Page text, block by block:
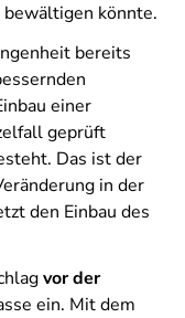
könnte.
bereits
einer
geprüft
Das ist der
in der
den Einbau des
vor der
ein. Mit dem